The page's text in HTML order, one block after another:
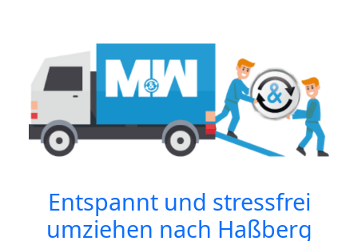
Entspannt und stressfrei
umziehen nach Haßberg